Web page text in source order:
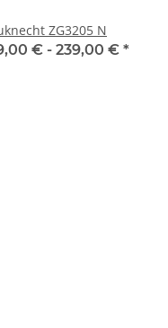
ZG3205 N
€ - 239,00 € *